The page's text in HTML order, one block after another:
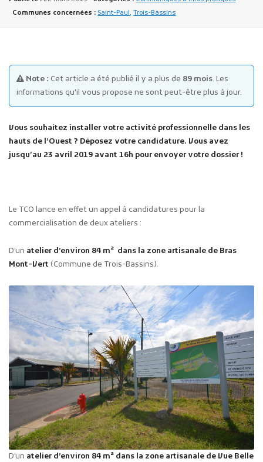
Projets financés par l'Europe
Plans d'accès
Communes concernées : Saint-Paul,Trois-Bassins
Note : Cet article a été publié il y a plus de 89 mois. Les
informations qu'il vous propose ne sont peut-être plus à jour.
Vous souhaitez installer votre activité professionnelle dans les
hauts de l’Ouest ? Déposez votre candidature. Vous avez
jusqu’au 23 avril 2019 avant 16h pour envoyer votre dossier !
Le TCO lance en effet un appel à candidatures pour la
commercialisation de deux ateliers :
D’un atelier d’environ 84 m² dans la zone artisanale de Bras
Mont-Vert (Commune de Trois-Bassins).
D’un atelier d’environ 84 m² dans la zone artisanale de Vue Belle